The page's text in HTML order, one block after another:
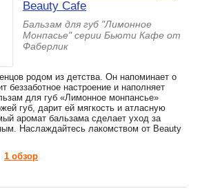
Beauty Cafe
Бальзам для губ "Лимонное
Монпасье" серии Бьюти Кафе от
Фаберлик
родом из детства. Он напоминает о
беззаботное настроение и наполняет
для губ «Лимонное монпансье»
губ, дарит ей мягкость и атласную
аромат бальзама сделает уход за
Наслаждайтесь лакомством от Beauty
1 обзор